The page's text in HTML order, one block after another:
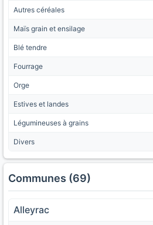
Autres céréales
Maïs grain et ensilage
Blé tendre
Fourrage
Orge
Estives et landes
Légumineuses à grains
Divers
Communes (69)
Alleyrac